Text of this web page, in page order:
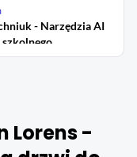
- Narzędzia AI
Lorens -